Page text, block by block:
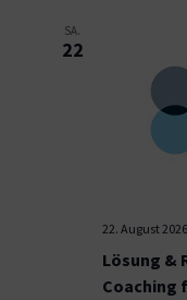
SA.
22
22. August
Lösung &
Coaching